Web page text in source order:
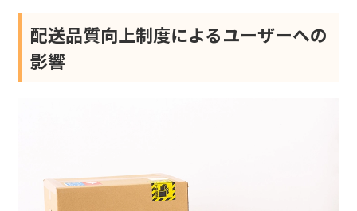
配送品質向上制度によるユーザーへの
影響